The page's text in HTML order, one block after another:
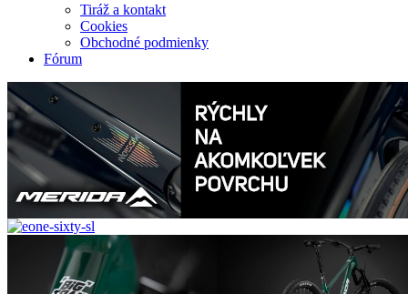
Tiráž a kontakt
Cookies
Obchodné podmienky
Fórum